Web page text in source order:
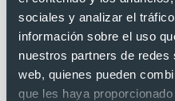
sociales y analizar el
información sobre el uso
nuestros partners de
web, quienes pueden
que les haya